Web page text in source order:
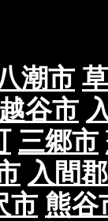
潮市
越谷市
三郷市
入間
市 熊谷